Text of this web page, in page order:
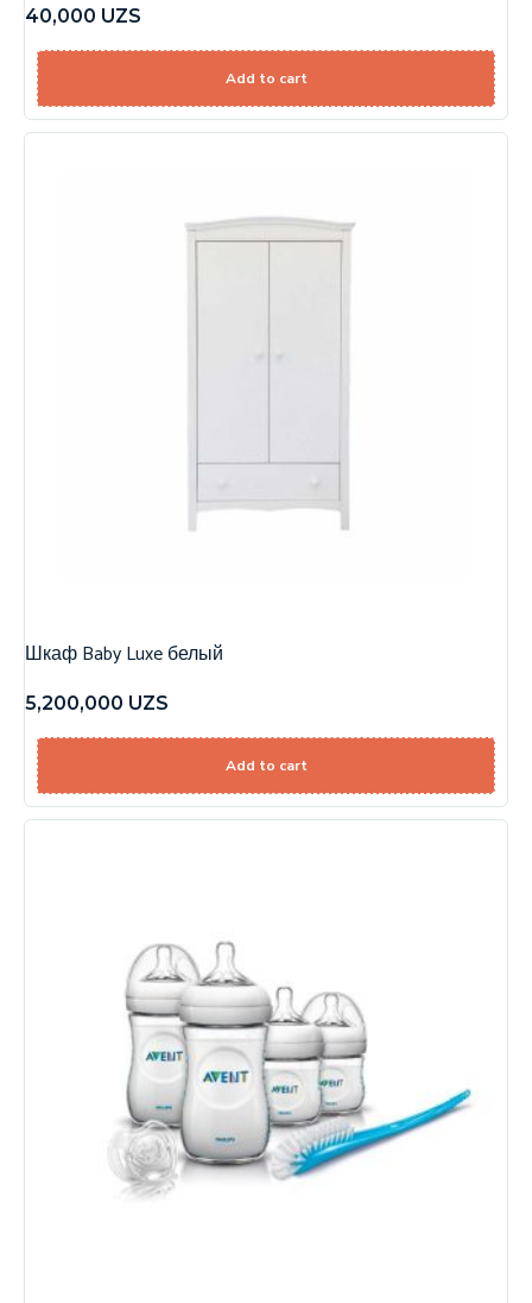
40,000 UZS
Add to cart
Шкаф Baby Luxe белый
5,200,000 UZS
Add to cart